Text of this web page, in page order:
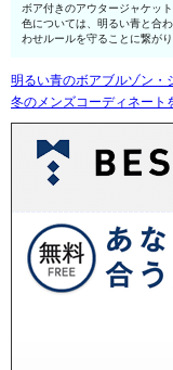
ボア付きのアウタージャケッ
色については、明るい青と合
わせルールを守ることに繋がり
明るい青のボアブルゾン・
冬のメンズコーディネート